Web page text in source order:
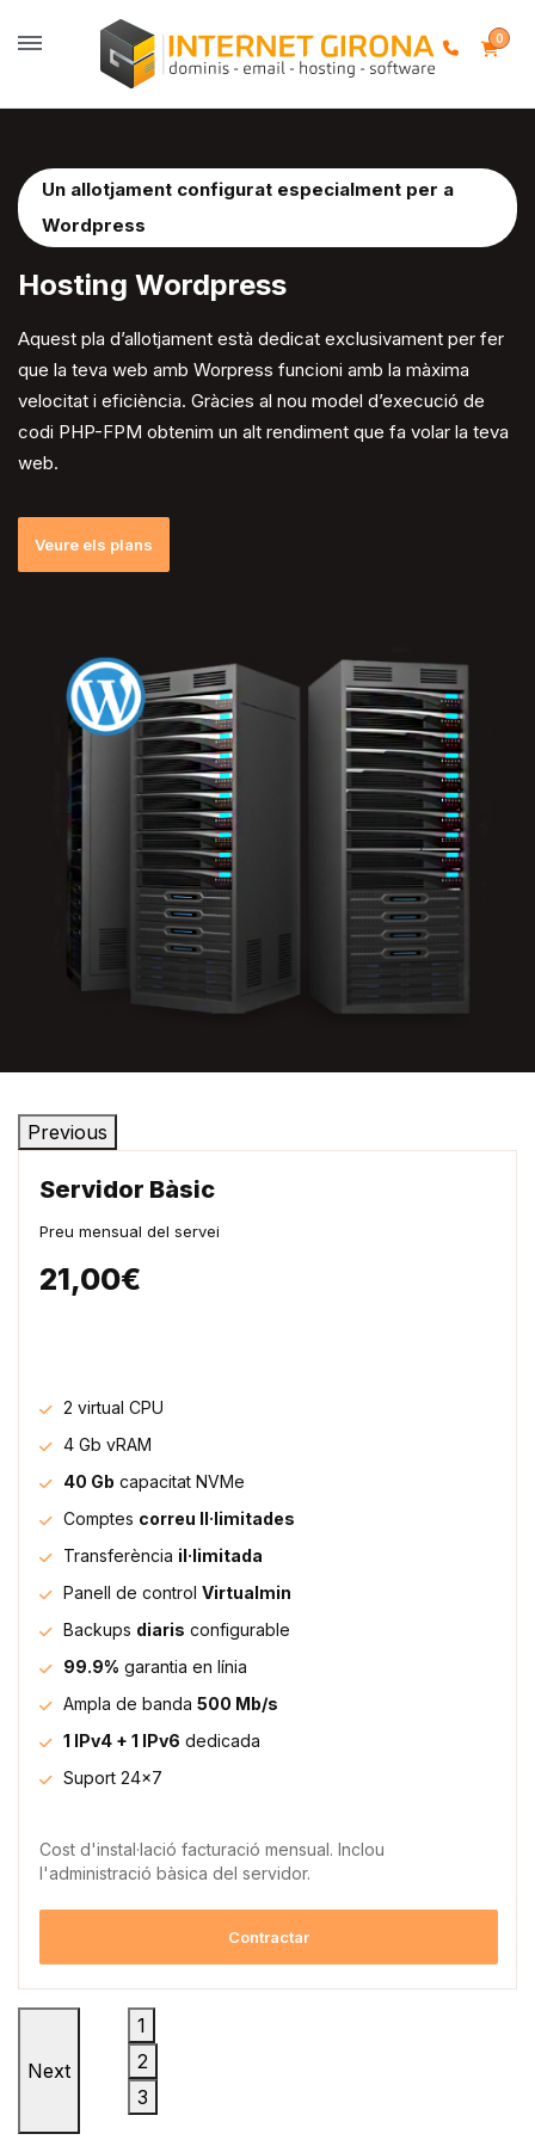
0
Hosting Wordpress
Un allotjament configurat especialment per a
Wordpress
Aquest pla d’allotjament està dedicat exclusivament per fer
que la teva web amb Worpress funcioni amb la màxima
velocitat i eficiència. Gràcies al nou model d’execució de
codi PHP-FPM obtenim un alt rendiment que fa volar la teva
web.
Veure els plans
Previous
Servidor Bàsic
Preu mensual del servei
21,00€
2 virtual CPU
4 Gb vRAM
40 Gb capacitat NVMe
Comptes correu Il·limitades
Transferència il·limitada
Panell de control Virtualmin
Backups diaris configurable
99.9% garantia en línia
Ampla de banda 500 Mb/s
1 IPv4 + 1 IPv6 dedicada
Suport 24x7
Cost d'instal·lació facturació mensual. Inclou
l'administració bàsica del servidor.
Contractar
Next
1
2
3